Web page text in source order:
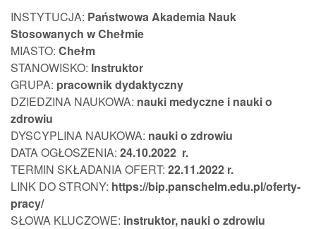
INSTYTUCJA: Państwowa Akademia Nauk
Stosowanych w Chełmie
MIASTO: Chełm
STANOWISKO: Instruktor
GRUPA: pracownikdydaktyczny
DZIEDZINA NAUKOWA: nauki medyczne i nauki o
zdrowiu
DYSCYPLINA NAUKOWA: nauki o zdrowiu
DATA OGŁOSZENIA: 24.10.2022 r.
TERMIN SKŁADANIA OFERT: 22.11.2022 r.
LINK DO STRONY: https://bip.panschelm.edu.pl/oferty-
pracy/
SŁOWA KLUCZOWE: instruktor, nauki o zdrowiu